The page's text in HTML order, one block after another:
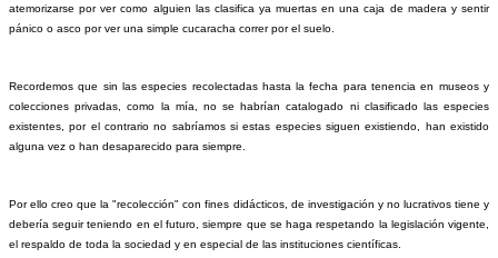
atemorizarse por ver como alguien las clasifica ya muertas en una caja de madera y sentir
pánico o asco por ver una simple cucaracha correr por el suelo.
Recordemos que sin las especies recolectadas hasta la fecha para tenencia en museos y
colecciones privadas, como la mía, no se habrían catalogado ni clasificado las especies
existentes, por el contrario no sabríamos si estas especies siguen existiendo, han existido
alguna vez o han desaparecido para siempre.
Por ello creo que la "recolección" con fines didácticos, de investigación y no lucrativos tiene y
debería seguir teniendo en el futuro, siempre que se haga respetando la legislación vigente,
el respaldo de toda la sociedad y en especial de las instituciones científicas.